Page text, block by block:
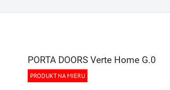
PORTA DOORS Verte Home G.0
PRODUKT NA MIERU